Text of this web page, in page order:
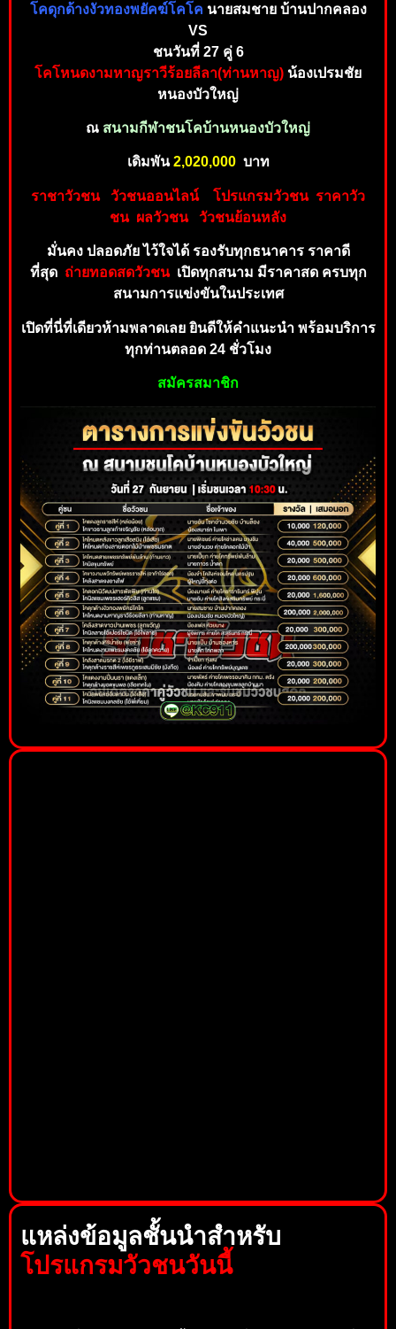
โคดุกด้างงัวทองพยัคฆ์โคโค นายสมชาย บ้านปากคลอง
VS
ชนวันที่ 27 คู่ 6
โคโหนดงามหาญราวีร้อยลีลา(ท่านหาญ) น้องเปรมชัย
หนองบัวใหญ่
ณ สนามกีฬาชนโคบ้านหนองบัวใหญ่
เดิมพัน2,020,000บาท
ราชาวัวชน วัวชนออนไลน์ โปรแกรมวัวชน ราคาวัว
ชน ผลวัวชน วัวชนย้อนหลัง
มั่นคง ปลอดภัย ไว้ใจได้ รองรับทุกธนาคาร ราคาดี
ที่สุด ถ่ายทอดสดวัวชน เปิดทุกสนาม มีราคาสด ครบทุก
สนามการแข่งขันในประเทศ
เปิดที่นี่ที่เดียวห้ามพลาดเลย ยินดีให้คำแนะนำ พร้อมบริการ
ทุกท่านตลอด 24 ชั่วโมง
สมัครสมาชิก
แหล่งข้อมูลชั้นนำสำหรับ
โปรแกรมวัวชนวันนี้